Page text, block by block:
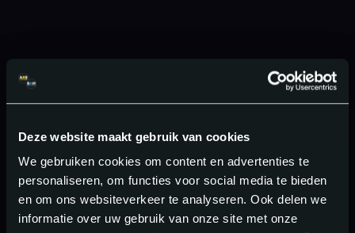
Deze website maakt gebruik van cookies
We gebruiken cookies om content en advertenties te
personaliseren, om functies voor social media te bieden
en om ons websiteverkeer te analyseren. Ook delen we
informatie over uw gebruik van onze site met onze